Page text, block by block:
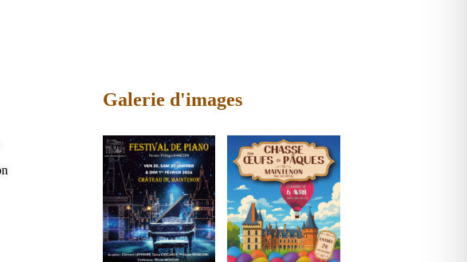
Galerie d'images